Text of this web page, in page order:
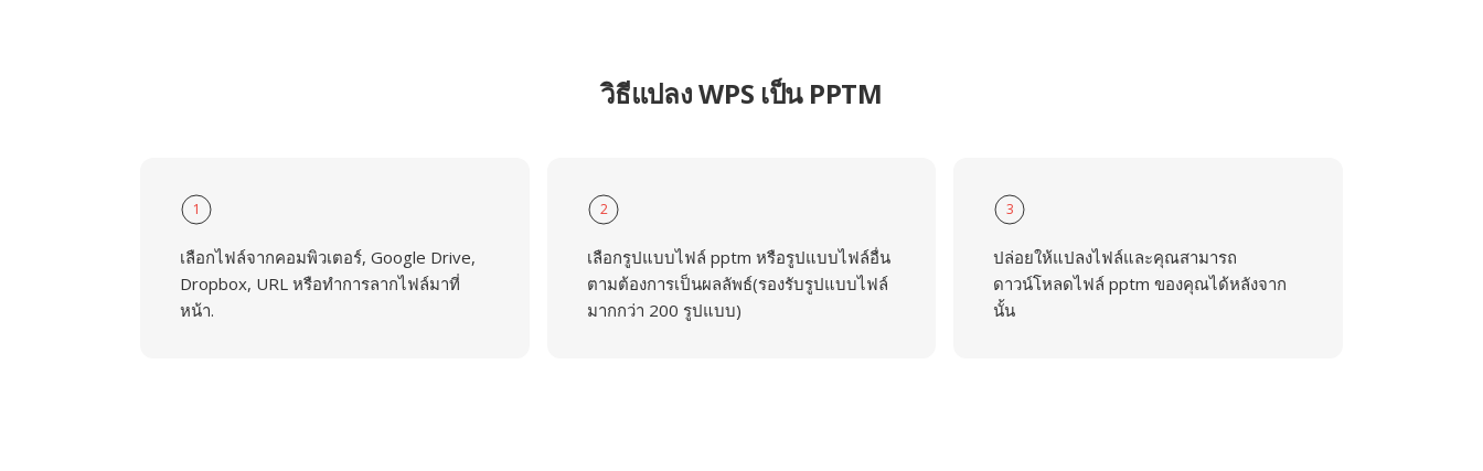
วิธีแปลง WPS เป็น PPTM
1
เลือกไฟล์จากคอมพิวเตอร์, Google Drive,
Dropbox, URL หรือทำการลากไฟล์มาที่
หน้า.
2
เลือกรูปแบบไฟล์ pptm หรือรูปแบบไฟล์อื่น
ตามต้องการเป็นผลลัพธ์(รองรับรูปแบบไฟล์
มากกว่า 200 รูปแบบ)
3
ปล่อยให้แปลงไฟล์และคุณสามารถ
ดาวน์โหลดไฟล์ pptm ของคุณได้หลังจาก
นั้น